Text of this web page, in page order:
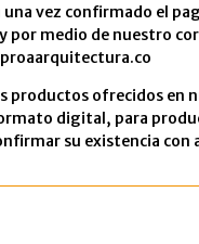
una vez confirmado el
por medio de nuestro
productos ofrecidos en
digital, para
su existencia con